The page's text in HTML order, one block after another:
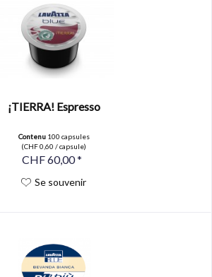
¡TIERRA! Espresso
Contenu 100 capsules
(CHF 0,60 / capsule)
CHF 60,00 *
Se souvenir